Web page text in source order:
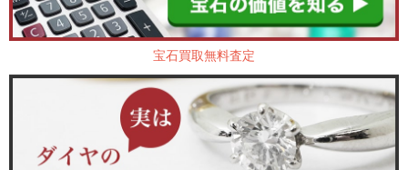
宝石買取無料査定